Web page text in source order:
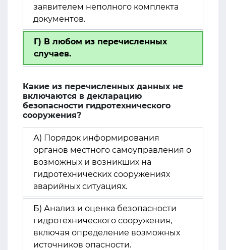
заявителем неполного комплекта
документов.
Г) В любом из перечисленных
случаев.
Какие из перечисленных данных не
включаются в декларацию
безопасности гидротехнического
сооружения?
А) Порядок информирования
органов местного самоуправления о
возможных и возникших на
гидротехнических сооружениях
аварийных ситуациях.
Б) Анализ и оценка безопасности
гидротехнического сооружения,
включая определение возможных
источников опасности.